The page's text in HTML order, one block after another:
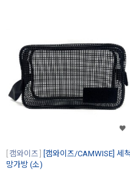
캠와이즈
[캠와이즈/CAMWISE] 세척
망가방 (소)